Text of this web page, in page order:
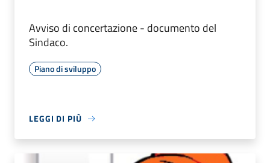
Avviso di concertazione - documento del
Sindaco.
Piano di sviluppo
LEGGI DI PIÙ